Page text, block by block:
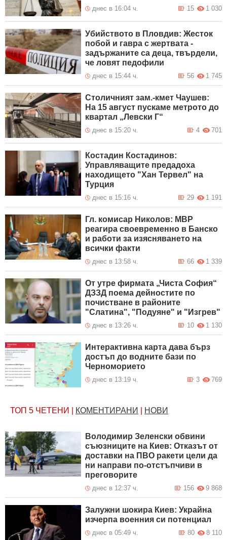
днес в 16:04 ч. 1 030
15
Убийството в Пловдив: Жесток
побой и гавра с жертвата -
задържаните са деца, твърдели,
че ловят педофили
днес в 15:44 ч. 1 745
56
Столичният зам.-кмет Чаушев:
На 15 август пускаме метрото до
квартал „Левски Г“
днес в 15:20 ч. 701
4
Костадин Костадинов:
Управляващите предадоха
находището "Хан Тервел" на
Турция
днес в 15:16 ч. 1 191
29
Гл. комисар Николов: МВР
реагира своевременно в Банско
и работи за изясняването на
всички факти
днес в 13:58 ч. 1 339
66
От утре фирмата „Чиста София“
ДЗЗД поема дейностите по
почистване в районите
"Слатина", "Подуяне" и "Изгрев"
днес в 13:26 ч. 1 130
10
Интерактивна карта дава бърз
достъп до водните бази по
Черноморието
днес в 13:19 ч. 769
3
ТОП 5 ЧЕТЕНИ КОМЕНТИРАНИ НОВИ
Володимир Зеленски обвини
съюзниците на Киев: Отказът от
доставки на ПВО ракети цели да
ни направи по-отстъпчиви в
преговорите
днес в 12:37 ч. 9 868
156
Залужни шокира Киев: Украйна
изчерпа военния си потенциал
днес в 05:49 ч. 8 110
80